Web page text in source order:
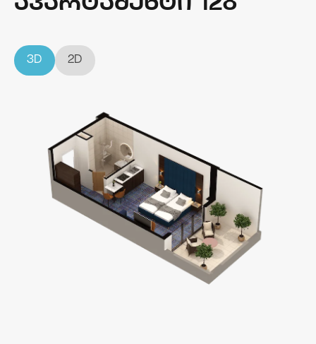
აპარტამენტი 128
3D 2D